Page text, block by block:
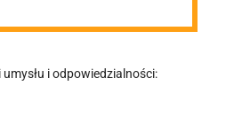
i odpowiedzialności: